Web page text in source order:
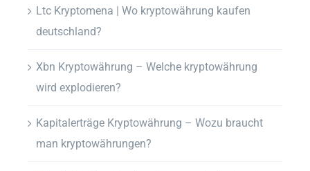
Ltc Kryptomena | Wo kryptowährung kaufen
deutschland?
Xbn Kryptowährung – Welche kryptowährung
wird explodieren?
Kapitalerträge Kryptowährung – Wozu braucht
man kryptowährungen?